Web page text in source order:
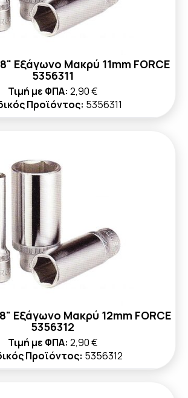
Εξάγωνο Μακρύ 11mm FORCE
5356311
Τιμή με ΦΠΑ: 2,90 €
Προϊόντος: 5356311
Εξάγωνο Μακρύ 12mm FORCE
5356312
Τιμή με ΦΠΑ: 2,90 €
Προϊόντος: 5356312